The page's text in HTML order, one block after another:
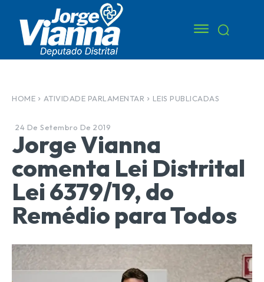
HOME ATIVIDADE PARLAMENTAR LEIS PUBLICADAS
24 De Setembro De 2019
Jorge Vianna
comenta Lei Distrital
Lei 6379/19, do
Remédio para Todos